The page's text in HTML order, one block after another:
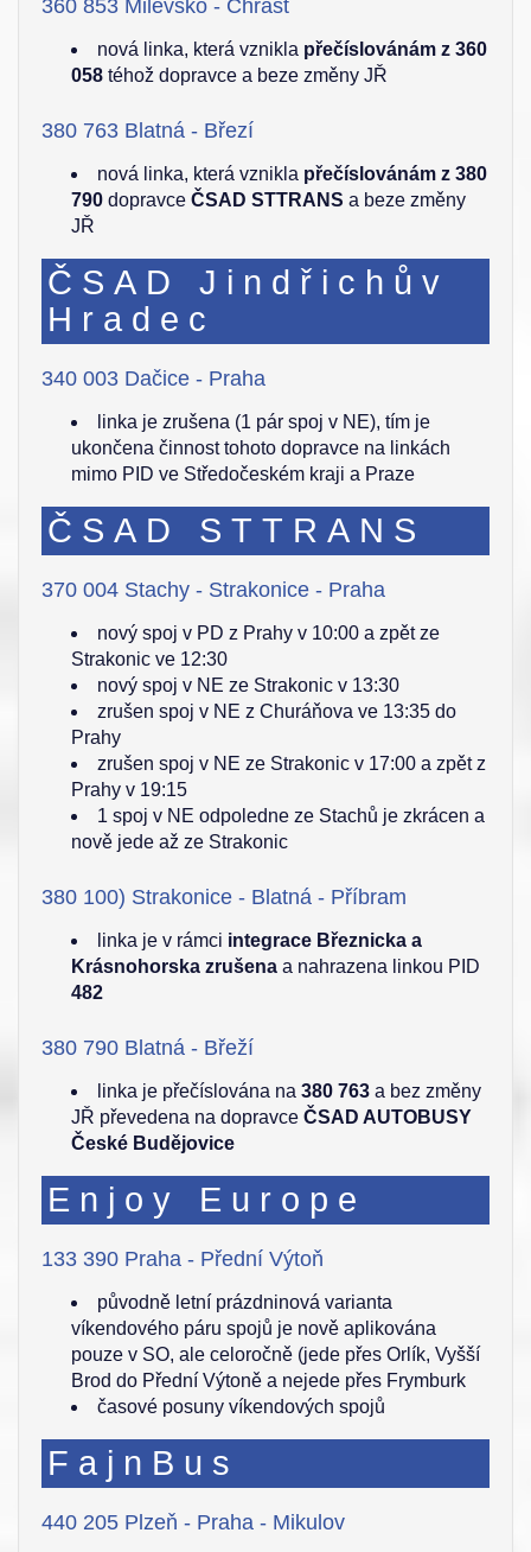
360 853 Milevsko - Chrást
nová linka, která vznikla přečíslovánám z 360
058 téhož dopravce a beze změny JŘ
380 763 Blatná - Březí
nová linka, která vznikla přečíslovánám z 380
790 dopravce ČSAD STTRANS a beze změny
JŘ
ČSAD Jindřichův
Hradec
340 003 Dačice - Praha
linka je zrušena (1 pár spoj v NE), tím je
ukončena činnost tohoto dopravce na linkách
mimo PID ve Středočeském kraji a Praze
ČSAD STTRANS
370 004 Stachy - Strakonice - Praha
nový spoj v PD z Prahy v 10:00 a zpět ze
Strakonic ve 12:30
nový spoj v NE ze Strakonic v 13:30
zrušen spoj v NE z Churáňova ve 13:35 do
Prahy
zrušen spoj v NE ze Strakonic v 17:00 a zpět z
Prahy v 19:15
1 spoj v NE odpoledne ze Stachů je zkrácen a
nově jede až ze Strakonic
380 100) Strakonice - Blatná - Příbram
linka je v rámci integrace Březnicka a
Krásnohorska zrušena a nahrazena linkou PID
482
380 790 Blatná - Břeží
linka je přečíslována na 380 763 a bez změny
JŘ převedena na dopravce ČSAD AUTOBUSY
České Budějovice
Enjoy Europe
133 390 Praha - Přední Výtoň
původně letní prázdninová varianta
víkendového páru spojů je nově aplikována
pouze v SO, ale celoročně (jede přes Orlík, Vyšší
Brod do Přední Výtoně a nejede přes Frymburk
časové posuny víkendových spojů
FajnBus
440 205 Plzeň - Praha - Mikulov